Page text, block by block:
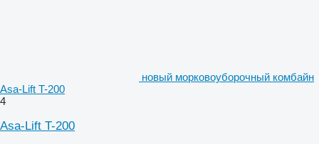
новый морковоуборочный комбайн
Asa-Lift T-200
4
Asa-Lift T-200